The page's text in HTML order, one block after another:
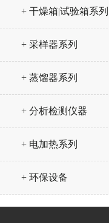
+ 干燥箱|试验箱系列
+ 采样器系列
+ 蒸馏器系列
+ 分析检测仪器
+ 电加热系列
+ 环保设备